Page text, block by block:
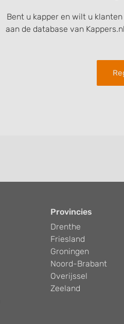
Bent u kapper en wilt u
aan de database van
Provincies
Drenthe
Friesland
Groningen
Noord-Brabant
Overijssel
Zeeland